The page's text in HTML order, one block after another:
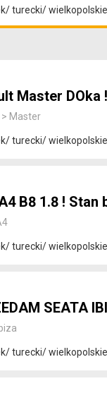
turecki/ wielkopolskie
Master DOka
> Master
turecki/ wielkopolskie
B8 1.8 ! Stan
turecki/ wielkopolskie
SEATA
Ibiza
turecki/ wielkopolskie